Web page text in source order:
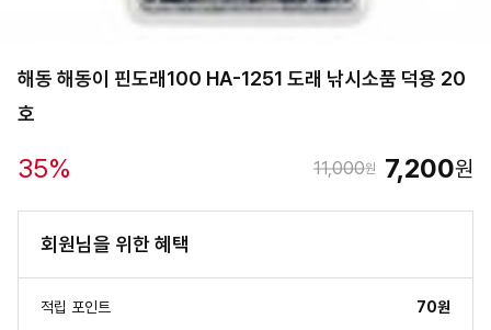
해동 해동이 핀도래100 HA-1251 도래 낚시소품 덕용 20
호
35% 11,000원 7,200원
회원님을 위한 혜택
적립 포인트 70원